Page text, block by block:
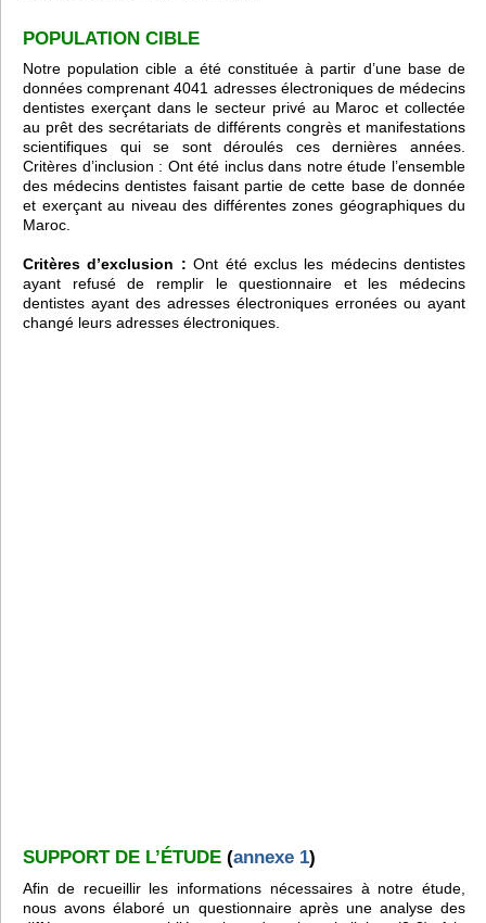
POPULATION CIBLE
Notre population cible a été constituée à partir d’une base de
données comprenant 4041 adresses électroniques de médecins
dentistes exerçant dans le secteur privé au Maroc et collectée
au prêt des secrétariats de différents congrès et manifestations
scientifiques qui se sont déroulés ces dernières années.
Critères d’inclusion : Ont été inclus dans notre étude l’ensemble
des médecins dentistes faisant partie de cette base de donnée
et exerçant au niveau des différentes zones géographiques du
Maroc.
Critères d’exclusion : Ont été exclus les médecins dentistes
ayant refusé de remplir le questionnaire et les médecins
dentistes ayant des adresses électroniques erronées ou ayant
changé leurs adresses électroniques.
SUPPORT DE L’ÉTUDE (annexe 1)
Afin de recueillir les informations nécessaires à notre étude,
nous avons élaboré un questionnaire après une analyse des